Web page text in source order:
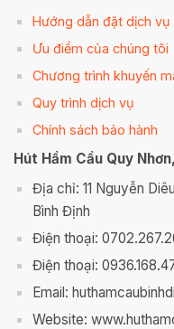
Hướng dẫn đặt dịch vụ
Ưu điểm của chúng tôi
Chương trình khuyến
Quy trình dịch vụ
Chính sách bảo hành
Hút Hầm Cầu Quy
Địa chỉ: 11 Nguyễn
Bình Định
Điện thoại:
Điện thoại:
Email:
Website: